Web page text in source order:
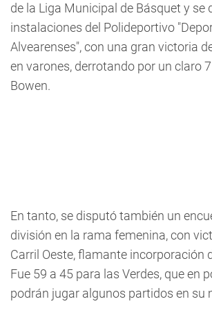
de la Liga Municipal de Básquet y se
instalaciones del Polideportivo
Alvearenses", con una gran victoria
en varones, derrotando por un claro
Bowen.
En tanto, se disputó también un
división en la rama femenina, con
Carril Oeste, flamante incorporación
Fue 59 a 45 para las Verdes, que en
podrán jugar algunos partidos en su